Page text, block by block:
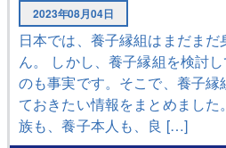
2023年08月04日
日本では、養子縁組はまだま
ん。 しかし、養子縁組を検討
のも事実です。そこで、養子
ておきたい情報をまとめまし
族も、養子本人も、良 […]